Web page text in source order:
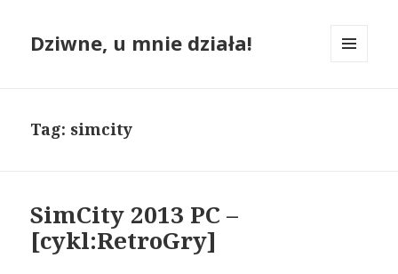
Dziwne, u mnie działa!
Tag: simcity
SimCity 2013 PC –
[cykl:RetroGry]